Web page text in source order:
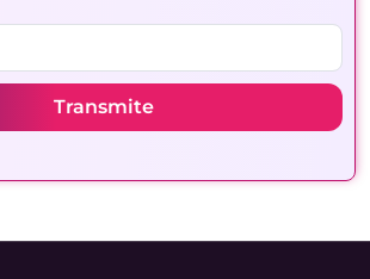
Transmite